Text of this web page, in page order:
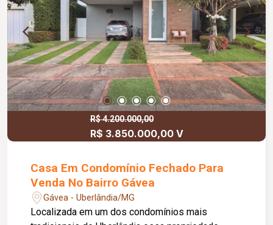
R$ 4.200.000,00
R$ 3.850.000,00 V
Casa Em Condomínio Fechado Para
Venda No Bairro Gávea
Gávea - Uberlândia/MG
Localizada em um dos condomínios mais